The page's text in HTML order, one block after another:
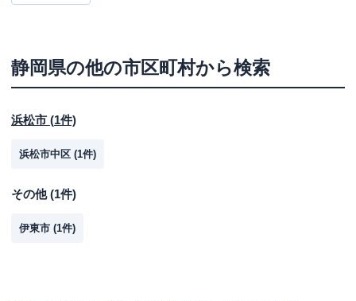
静岡県の他の市区町村から検索
浜松市 (1件)
浜松市中区 (1件)
その他(1件)
伊東市 (1件)